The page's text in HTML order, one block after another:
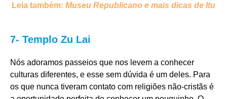
Leia também: Museu Republicano e mais dicas de Itu
7- Templo Zu Lai
Nós adoramos passeios que nos levem a conhecer
culturas diferentes, e esse sem dúvida é um deles. Para
os que nunca tiveram contato com religiões não-cristãs é